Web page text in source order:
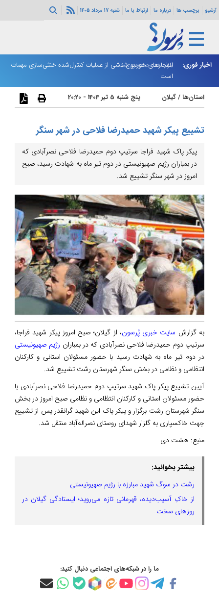
آرشیو برچسب ها درباره ما ارتباط با ما شنبه 17 مرداد 1405
اخبار فوری: بازار نفت صعودی شد
انفجارهای خورموج ناشی از عملیات کنترل‌شده خنثی‌سازی مهمات
است
استان‌ها /گیلان پنج شنبه 5 تیر 1404 - 20:20
تشییع پیکر شهید حمیدرضا فلاحی در شهر سنگر
پیکر پاک شهید فراجا سرتیپ دوم حمیدرضا فلاحی نصرآبادی که
در بمباران رژیم صهیونیستی در دوم تیر ماه به شهادت رسید، صبح
امروز در شهر سنگر تشییع شد.
به گزارش سایت خبری پُرسون، از گیلان؛ صبح امروز پیکر شهید فراجا،
سرتیپ دوم حمیدرضا فلاحی نصرآبادی که در بمباران رژیم صهیونیستی
در دوم تیر ماه به شهادت رسید با حضور مسئولان استانی و کارکنان
انتظامی و نظامی در بخش سنگر شهرستان رشت تشییع شد.
آیین تشییع پیکر پاک شهید سرتیپ دوم حمیدرضا فلاحی نصرآبادی با
حضور مسئولان استانی و کارکنان انتظامی و نظامی صبح امروز در بخش
سنگر شهرستان رشت برگزار و پیکر پاک این شهید گرانقدر پس از تشییع
جهت خاکسپاری به گلزار شهدای روستای نصراله‌آباد منتقل شد.
منبع: هشت دی
بیشتر بخوانید:
رشت در سوگ شهید مبارزه با رژیم صهیونیستی
از خاکِ آسیب‌دیده، قهرمانی تازه می‌روید؛ ایستادگی گیلان در
روزهای سخت
ما را در شبکه‌های اجتماعی دنبال کنید: